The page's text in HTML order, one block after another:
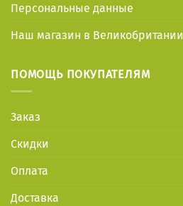
Персональные данные
Наш магазин в Великобритании
ПОМОЩЬ ПОКУПАТЕЛЯМ
Заказ
Скидки
Оплата
Доставка